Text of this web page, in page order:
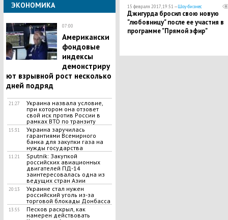
ЭКОНОМИКА
07:00
Американски
фондовые
индексы
демонстриру
ют взрывной рост несколько
дней подряд
21:27
Украина назвала условие,
при котором она отзовет
свой иск против России в
рамках ВТО по транзиту
15:31
Украина заручилась
гарантиями Всемирного
банка для закупки газа на
нужды государства
11:21
Sputnik: Закупкой
российских авиационных
двигателей ПД-14
заинтересовалась одна из
ведущих стран Азии
20:13
Украине стал нужен
российский уголь из-за
торговой блокады Донбасса
13:55
Песков раскрыл, как
намерен действовать
15 февраля 2017, 19:51 —Шоу-бизнес
Джигурда бросил свою новую
"любовницу" после ее участия в
программе "Прямой эфир"